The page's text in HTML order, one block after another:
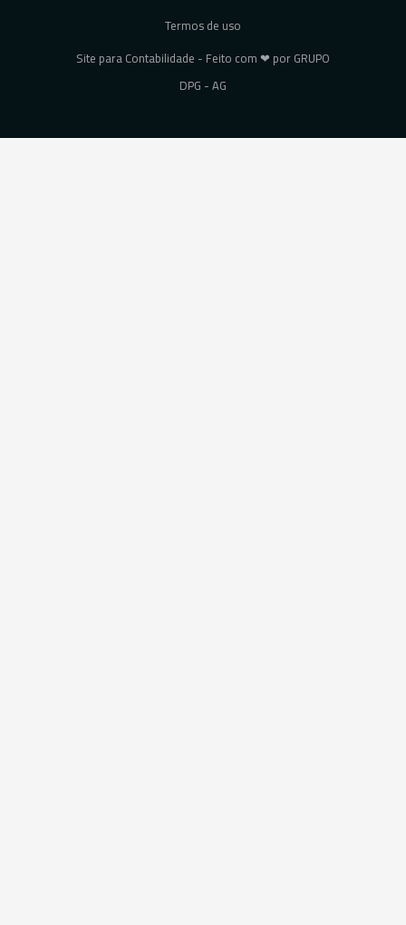
Termos de uso
Site para Contabilidade - Feito com ❤ por GRUPO
DPG - AG